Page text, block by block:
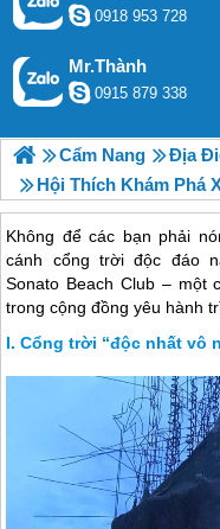
0918 953 728
Mr.Thành
0915 879 338
Cẩm Nang
Địa
Hội Thích Khám Phá Xôn
Không để các bạn phải
cánh cổng trời độc đáo
Sonato Beach Club – một
trong cộng đồng yêu hành
Cổng trời “độc nhất vô